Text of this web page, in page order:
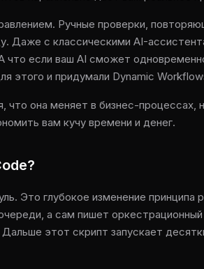
Ручные проверки,
Даже с классическими AI-
что если ваш AI сможет
этого и придумали Dynamic
что она меняет в бизнес-процессах,
вам кучу времени и денег.
Это глубокое изменение принципа
а сам пишет
этот скрипт запускает